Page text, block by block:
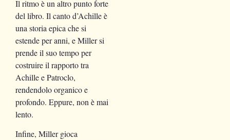
Il ritmo è un altro punto forte
del libro. Il canto d’Achille è
una storia epica che si
estende per anni, e Miller si
prende il suo tempo per
costruire il rapporto tra
Achille e Patroclo,
rendendolo organico e
profondo. Eppure, non è mai
lento.
Infine, Miller gioca